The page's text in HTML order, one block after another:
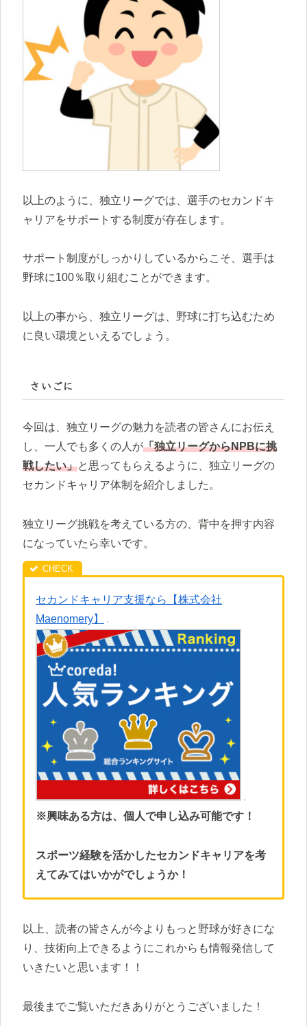
以上のように、独立リーグでは、選手のセカンドキ
ャリアをサポートする制度が存在します。
サポート制度がしっかりしているからこそ、選手は
野球に100％取り組むことができます。
以上の事から、独立リーグは、野球に打ち込むため
に良い環境といえるでしょう。
さいごに
今回は、独立リーグの魅力を読者の皆さんにお伝え
し、一人でも多くの人が「独立リーグからNPBに挑
戦したい」と思ってもらえるように、独立リーグの
セカンドキャリア体制を紹介しました。
独立リーグ挑戦を考えている方の、背中を押す内容
になっていたら幸いです。
セカンドキャリア支援なら【株式会社
Maenomery】
※興味ある方は、個人で申し込み可能です！
スポーツ経験を活かしたセカンドキャリアを考
えてみてはいかがでしょうか！
以上、読者の皆さんが今よりもっと野球が好きにな
り、技術向上できるようにこれからも情報発信して
いきたいと思います！！
最後までご覧いただきありがとうございました！